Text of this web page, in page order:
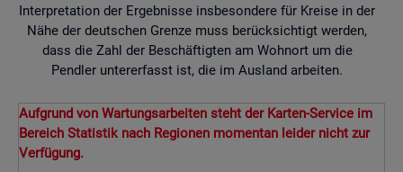
Interpretation der Ergebnisse insbesondere für Kreise in der
Nähe der deutschen Grenze muss berücksichtigt werden,
dass die Zahl der Beschäftigten am Wohnort um die
Pendler untererfasst ist, die im Ausland arbeiten.
Aufgrund von Wartungsarbeiten steht der Karten-Service im
Bereich Statistik nach Regionen momentan leider nicht zur
Verfügung.